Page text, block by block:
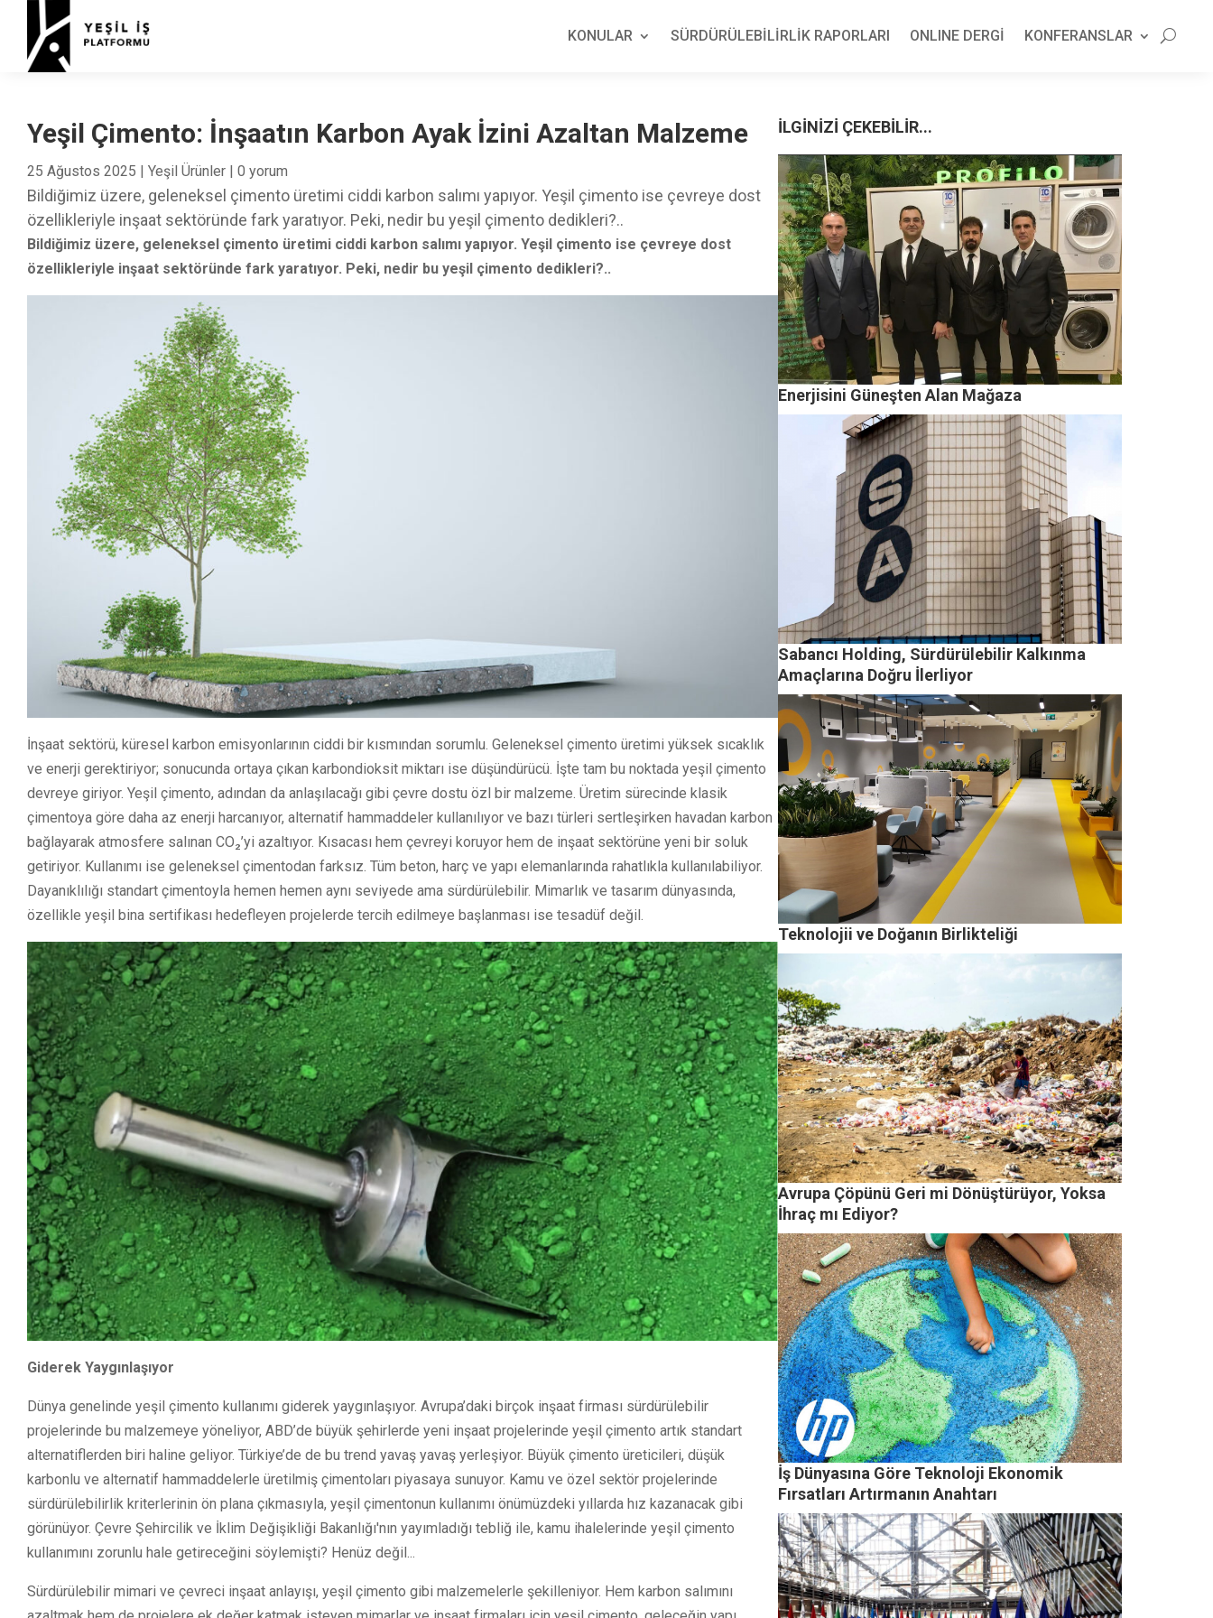
KONULAR SÜRDÜRÜLEBİLİRLİK RAPORLARI ONLINE DERGİ KONFERANSLAR
Yeşil Çimento: İnşaatın Karbon Ayak İzini Azaltan Malzeme
25 Ağustos 2025 | Yeşil Ürünler | 0 yorum
Bildiğimiz üzere, geleneksel çimento üretimi ciddi karbon salımı yapıyor. Yeşil çimento ise çevreye dost
özellikleriyle inşaat sektöründe fark yaratıyor. Peki, nedir bu yeşil çimento dedikleri?..
Bildiğimiz üzere, geleneksel çimento üretimi ciddi karbon salımı yapıyor. Yeşil çimento ise çevreye dost
özellikleriyle inşaat sektöründe fark yaratıyor. Peki, nedir bu yeşil çimento dedikleri?..
İnşaat sektörü, küresel karbon emisyonlarının ciddi bir kısmından sorumlu. Geleneksel çimento üretimi yüksek sıcaklık
ve enerji gerektiriyor; sonucunda ortaya çıkan karbondioksit miktarı ise düşündürücü. İşte tam bu noktada yeşil çimento
devreye giriyor. Yeşil çimento, adından da anlaşılacağı gibi çevre dostu özl bir malzeme. Üretim sürecinde klasik
çimentoya göre daha az enerji harcanıyor, alternatif hammaddeler kullanılıyor ve bazı türleri sertleşirken havadan karbon
bağlayarak atmosfere salınan CO₂’yi azaltıyor. Kısacası hem çevreyi koruyor hem de inşaat sektörüne yeni bir soluk
getiriyor. Kullanımı ise geleneksel çimentodan farksız. Tüm beton, harç ve yapı elemanlarında rahatlıkla kullanılabiliyor.
Dayanıklılığı standart çimentoyla hemen hemen aynı seviyede ama sürdürülebilir. Mimarlık ve tasarım dünyasında,
özellikle yeşil bina sertifikası hedefleyen projelerde tercih edilmeye başlanması ise tesadüf değil.
Giderek Yaygınlaşıyor
Dünya genelinde yeşil çimento kullanımı giderek yaygınlaşıyor. Avrupa’daki birçok inşaat firması sürdürülebilir
projelerinde bu malzemeye yöneliyor, ABD’de büyük şehirlerde yeni inşaat projelerinde yeşil çimento artık standart
alternatiflerden biri haline geliyor. Türkiye’de de bu trend yavaş yavaş yerleşiyor. Büyük çimento üreticileri, düşük
karbonlu ve alternatif hammaddelerle üretilmiş çimentoları piyasaya sunuyor. Kamu ve özel sektör projelerinde
sürdürülebilirlik kriterlerinin ön plana çıkmasıyla, yeşil çimentonun kullanımı önümüzdeki yıllarda hız kazanacak gibi
görünüyor. Çevre Şehircilik ve İklim Değişikliği Bakanlığı'nın yayımladığı tebliğ ile, kamu ihalelerinde yeşil çimento
kullanımını zorunlu hale getireceğini söylemişti? Henüz değil...
Sürdürülebilir mimari ve çevreci inşaat anlayışı, yeşil çimento gibi malzemelerle şekilleniyor. Hem karbon salımını
İLGİNİZİ ÇEKEBİLİR...
Enerjisini Güneşten Alan Mağaza
Sabancı Holding, Sürdürülebilir Kalkınma
Amaçlarına Doğru İlerliyor
Teknolojii ve Doğanın Birlikteliği
Avrupa Çöpünü Geri mi Dönüştürüyor, Yoksa
İhraç mı Ediyor?
İş Dünyasına Göre Teknoloji Ekonomik
Fırsatları Artırmanın Anahtarı